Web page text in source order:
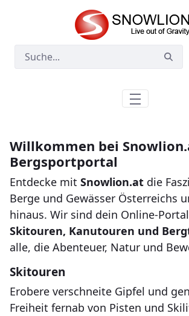
Zum Hauptinhalt springen
Willkommen bei
Bergsportportal
Entdecke mit Snowlion.at die
Berge und Gewässer Österreichs
hinaus. Wir sind dein Online-
Skitouren, Kanutouren und
alle, die Abenteuer, Natur und
Skitouren
Erobere verschneite Gipfel und
Freiheit fernab von Pisten und